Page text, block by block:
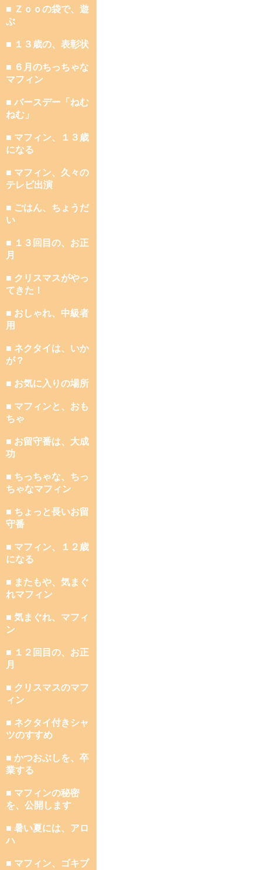
■ Ｚｏｏの袋で、遊
ぶ
■ １３歳の、表彰状
■ ６月のちっちゃな
マフィン
■ バースデー「ねむ
ねむ」
■ マフィン、１３歳
になる
■ マフィン、久々の
テレビ出演
■ ごはん、ちょうだ
い
■ １３回目の、お正
月
■ クリスマスがやっ
てきた！
■ おしゃれ、中級者
用
■ ネクタイは、いか
が？
■ お気に入りの場所
■ マフィンと、おも
ちゃ
■ お留守番は、大成
功
■ ちっちゃな、ちっ
ちゃなマフィン
■ ちょっと長いお留
守番
■ マフィン、１２歳
になる
■ またもや、気まぐ
れマフィン
■ 気まぐれ、マフィ
ン
■ １２回目の、お正
月
■ クリスマスのマフ
ィン
■ ネクタイ付きシャ
ツのすすめ
■ かつおぶしを、卒
業する
■ マフィンの秘密
を、公開します
■ 暑い夏には、アロ
ハ
■ マフィン、ゴキブ